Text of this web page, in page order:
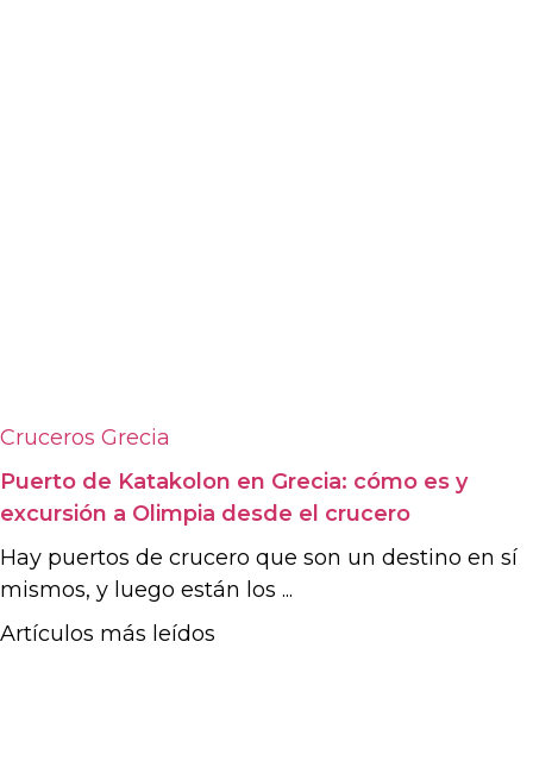
Cruceros Grecia
Puerto de Katakolon en Grecia: cómo es y
excursión a Olimpia desde el crucero
Hay puertos de crucero que son un destino en sí
mismos, y luego están los ...
Artículos más leídos